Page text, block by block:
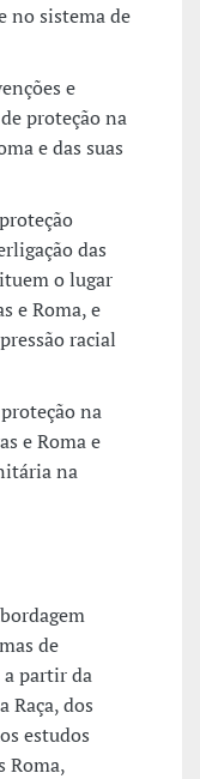
no sistema de
e
proteção na
e das suas
das
o lugar
e Roma, e
racial
na
e Roma e
na
de
a partir da
Raça, dos
estudos
Roma,